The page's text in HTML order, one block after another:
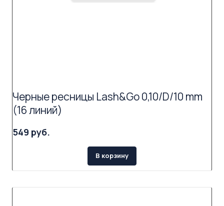
Черные ресницы Lash&Go 0,10/D/10 mm
(16 линий)
549 руб.
В корзину